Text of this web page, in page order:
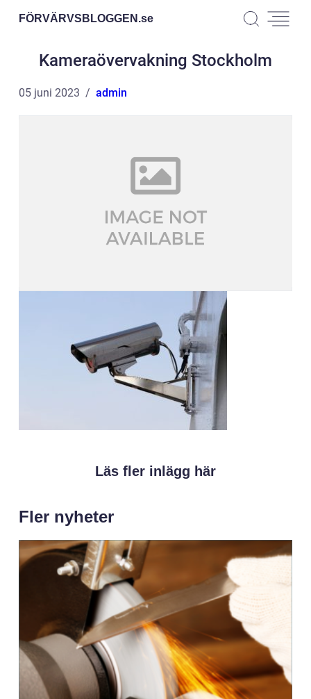
FÖRVÄRVSBLOGGEN.se
Kameraövervakning Stockholm
05 juni 2023 admin
Läs fler inlägg här
Fler nyheter